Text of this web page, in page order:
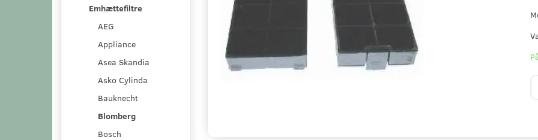
Emhættefiltre
AEG
Appliance
Asea Skandia
Asko Cylinda
Bauknecht
Blomberg
Bosch